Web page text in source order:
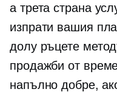
a трета страна
изпрати вашия
долу ръцете
продажби от
напълно добре,